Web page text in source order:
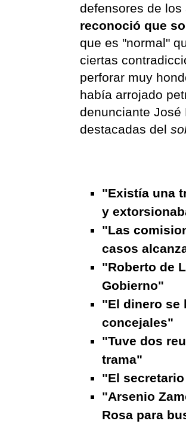
defensores de
reconoció que
que es "normal"
ciertas
perforar muy
había arrojado
denunciante José
destacadas del
"Existía una
y
"Las
casos
"Roberto de
Gobierno"
"El dinero se
concejales"
"Tuve dos
trama"
"El
"Arsenio
Rosa para